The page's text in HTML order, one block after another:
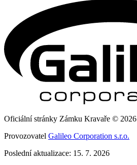
Oficiální stránky Zámku Kravaře © 2026
Provozovatel Galileo Corporation s.r.o.
Poslední aktualizace: 15. 7. 2026